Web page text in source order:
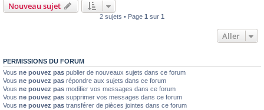
Nouveau sujet
2 sujets • Page 1 sur 1
Aller
PERMISSIONS DU FORUM
Vous ne pouvez pas publier de nouveaux sujets dans ce forum
Vous ne pouvez pas répondre aux sujets dans ce forum
Vous ne pouvez pas modifier vos messages dans ce forum
Vous ne pouvez pas supprimer vos messages dans ce forum
Vous ne pouvez pas transférer de pièces jointes dans ce forum